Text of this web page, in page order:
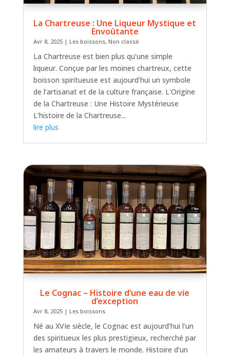
La Chartreuse : Une Liqueur Mystique et
Envoûtante
Avr 8, 2025| Les boissons, Non classé
La Chartreuse est bien plus qu’une simple
liqueur. Conçue par les moines chartreux, cette
boisson spiritueuse est aujourd’hui un symbole
de l’artisanat et de la culture française. L'Origine
de la Chartreuse : Une Histoire Mystérieuse
L’histoire de la Chartreuse...
lire plus
Le Cognac – Histoire d’une eau de vie
d’exception
Avr 8, 2025| Les boissons
Né au XVIe siècle, le Cognac est aujourd’hui l’un
des spiritueux les plus prestigieux, recherché par
les amateurs à travers le monde. Histoire d’un